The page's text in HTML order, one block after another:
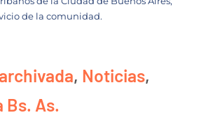
de la comunidad.
, Noticias,
Bs. As.